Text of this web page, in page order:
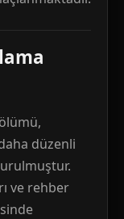
düzenli
ve rehber